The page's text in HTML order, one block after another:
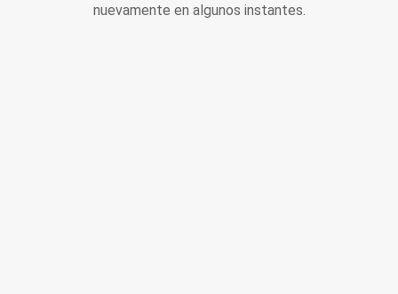
nuevamente en algunos instantes.